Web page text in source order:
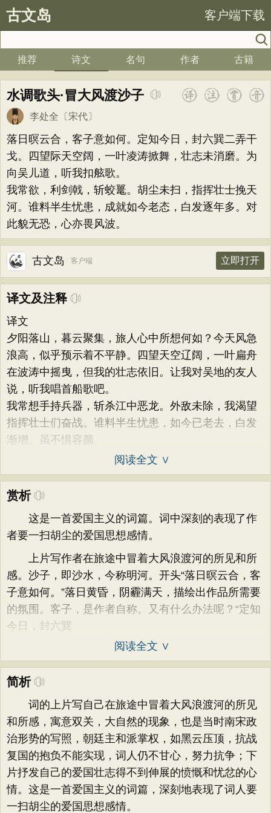
古文岛 客户端下载
推荐 诗文 名句 作者 古籍
水调歌头·冒大风渡沙子
李处全 〔宋代〕
落日暝云合，客子意如何。定知今日，封六巽二弄干
戈。四望际天空阔，一叶凌涛掀舞，壮志未消磨。为
向吴儿道，听我扣舷歌。
我常欲，利剑戟，斩蛟鼍。胡尘未扫，指挥壮士挽天
河。谁料半生忧患，成就如今老态，白发逐年多。对
此貌无恐，心亦畏风波。
古文岛 客户端 立即打开
译文及注释
译文
夕阳落山，暮云聚集，旅人心中所想何如？今天风急
浪高，似乎预示着不平静。四望天空辽阔，一叶扁舟
在波涛中摇曳，但我的壮志依旧。让我对吴地的友人
说，听我唱首船歌吧。
我常想手持兵器，斩杀江中恶龙。外敌未除，我渴望
指挥壮士们奋战。谁料半生忧患，如今已老去，白发
渐增。虽不惧容颜
阅读全文 ∨
赏析
这是一首爱国主义的词篇。词中深刻的表现了作
者要一扫胡尘的爱国思想感情。
上片写作者在旅途中冒着大风浪渡河的所见和所
感。沙子，即沙水，今称明河。开头“落日暝云合，客
子意如何。”落日黄昏，阴霾满天，描绘出作品所需要
的氛围。客子，是作者自称。又有什么办法呢？“定知
今日，封六巽
阅读全文 ∨
简析
词的上片写自己在旅途中冒着大风浪渡河的所见
和所感，寓意双关，大自然的现象，也是当时南宋政
治形势的写照，朝廷主和派掌权，如黑云压顶，抗战
复国的抱负不能实现，词人仍不甘心，努力抗争；下
片抒发自己的爱国壮志得不到伸展的愤慨和忧忿的心
情。这是一首爱国主义的词篇，深刻地表现了词人要
一扫胡尘的爱国思想感情。